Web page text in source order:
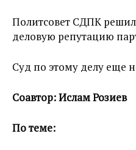
Политсовет СДПК
деловую репутацию
Суд по этому делу еще
Соавтор: Ислам Розиев
По теме: